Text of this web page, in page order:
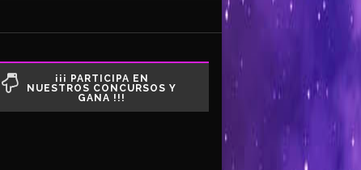
¡¡¡ PARTICIPA EN
NUESTROS CONCURSOS Y
GANA !!!